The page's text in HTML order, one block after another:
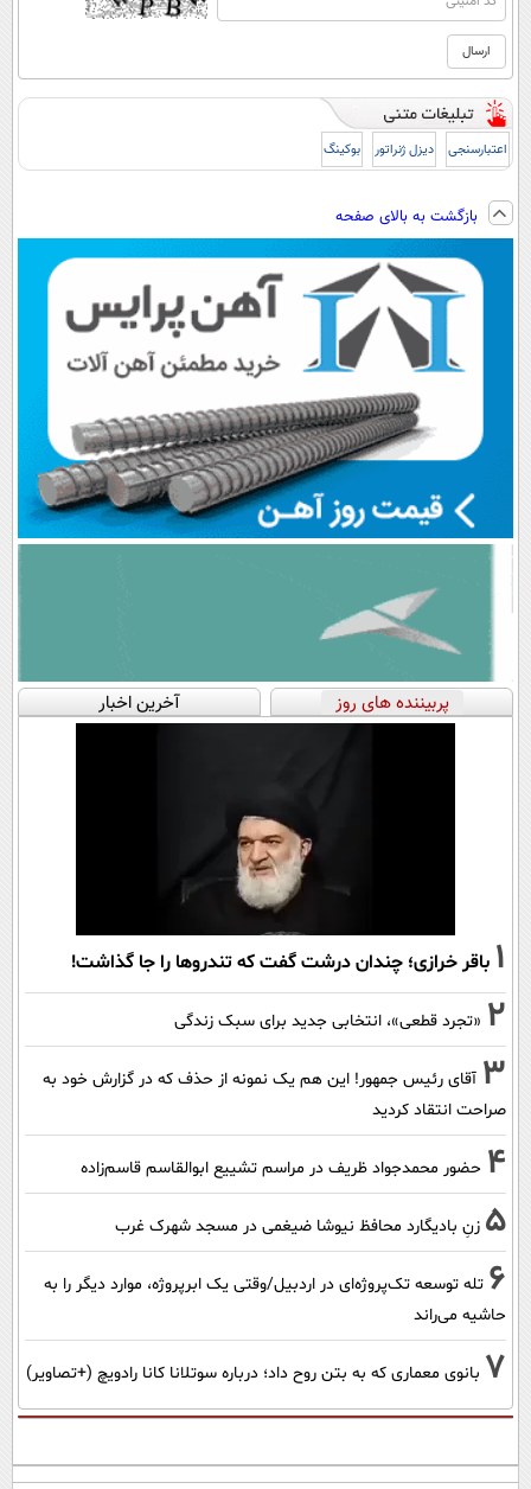
اعتبارسنجی دیزل ژنراتور بوکینگ
بازگشت به بالای صفحه
پربیننده های روز آخرین اخبار
1 باقر خرازی؛ چندان درشت گفت که تندروها را جا گذاشت!
2 «تجرد قطعی»، انتخابی جدید برای سبک زندگی
3 آقای رئیس جمهور! این هم یک نمونه از حذف که در گزارش خود به
صراحت انتقاد کردید
4 حضور محمدجواد ظریف در مراسم تشییع ابوالقاسم قاسم‌زاده
5 زنِ بادیگارد محافظ نیوشا ضیغمی در مسجد شهرک غرب
6 تله توسعه تک‌پروژه‌ای در اردبیل/وقتی یک ابرپروژه، موارد دیگر را به
حاشیه می‌راند
7 بانوی معماری که به بتن روح داد؛ درباره سوتلانا کانا رادویچ (+تصاویر)